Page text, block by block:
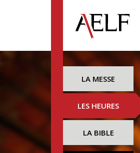
LA MESSE
LES HEURES
LA BIBLE